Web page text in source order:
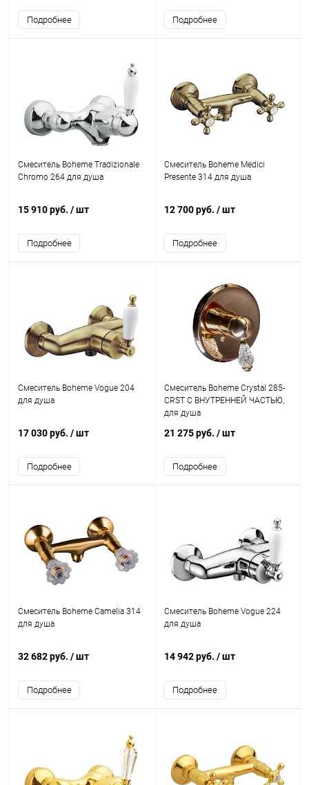
Подробнее Подробнее
Смеситель Boheme Tradizionale
Chromo 264 для душа
15 910 руб. / шт
Подробнее
Смеситель Boheme Medici
Presente 314 для душа
12 700 руб. / шт
Подробнее
Смеситель Boheme Vogue 204
для душа
17 030 руб. / шт
Подробнее
Смеситель Boheme Crystal 285-
CRST С ВНУТРЕННЕЙ ЧАСТЬЮ,
для душа
21 275 руб. / шт
Подробнее
Смеситель Boheme Camelia 314
для душа
32 682 руб. / шт
Подробнее
Смеситель Boheme Vogue 224
для душа
14 942 руб. / шт
Подробнее